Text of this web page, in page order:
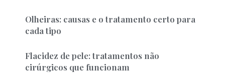
Olheiras: causas e o tratamento certo para
cada tipo
Flacidez de pele: tratamentos não
cirúrgicos que funcionam